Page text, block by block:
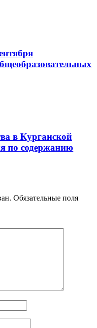
в Курганской
по содержанию
Обязательные поля